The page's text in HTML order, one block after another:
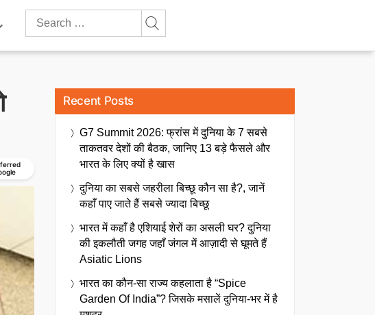
Search
Recent Posts
G7 Summit 2026: फ्रांस में दुनिया के 7 सबसे
ताकतवर देशों की बैठक, जानिए 13 बड़े फैसले और
भारत के लिए क्यों है खास
दुनिया का सबसे जहरीला बिच्छू कौन सा है?, जानें
कहाँ पाए जाते हैं सबसे ज्यादा बिच्छू
भारत में कहाँ है एशियाई शेरों का असली घर? दुनिया
की इकलौती जगह जहाँ जंगल में आज़ादी से घूमते हैं
Asiatic Lions
भारत का कौन-सा राज्य कहलाता है “Spice
Garden Of India”? जिसके मसालें दुनिया-भर में है